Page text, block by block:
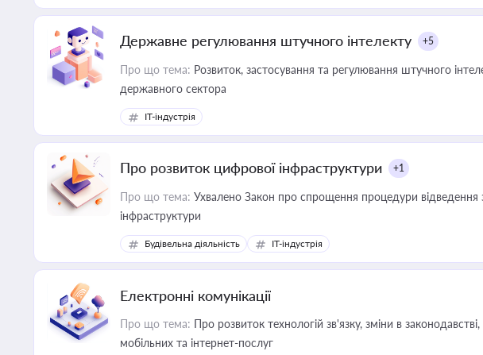
Державне регулювання штучного інтелекту +5
Про що тема: Розвиток, застосування та регулювання штучного
державного сектора
IT-індустрія
Про розвиток цифрової інфраструктури +1
Про що тема: Ухвалено Закон про спрощення процедури відведення
інфраструктури
Будівельна діяльність IT-індустрія
Електронні комунікації
Про що тема: Про розвиток технологій зв'язку, зміни в
мобільних та інтернет-послуг